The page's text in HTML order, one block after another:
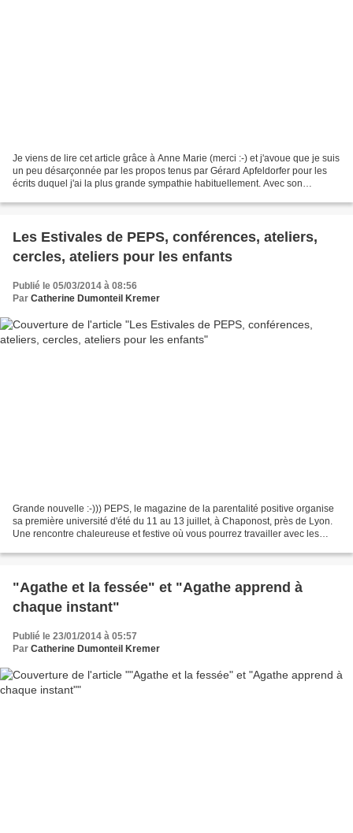
Je viens de lire cet article grâce à Anne Marie (merci :-) et j'avoue que je suis
un peu désarçonnée par les propos tenus par Gérard Apfeldorfer pour les
écrits duquel j'ai la plus grande sympathie habituellement. Avec son
Les Estivales de PEPS, conférences, ateliers,
cercles, ateliers pour les enfants
Publié le 05/03/2014 à 08:56
Par Catherine Dumonteil Kremer
Grande nouvelle :-))) PEPS, le magazine de la parentalité positive organise
sa première université d'été du 11 au 13 juillet, à Chaponost, près de Lyon.
Une rencontre chaleureuse et festive où vous pourrez travailler avec les
"Agathe et la fessée" et "Agathe apprend à
chaque instant"
Publié le 23/01/2014 à 05:57
Par Catherine Dumonteil Kremer